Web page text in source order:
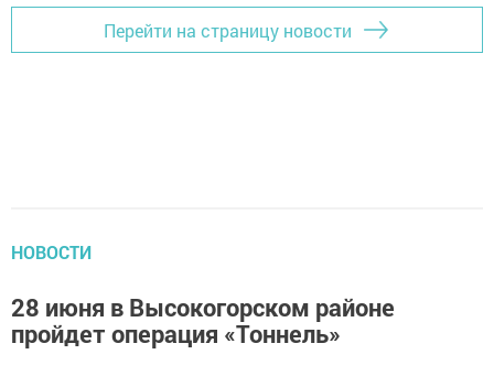
Перейти на страницу новости
НОВОСТИ
28 июня в Высокогорском районе
пройдет операция «Тоннель»